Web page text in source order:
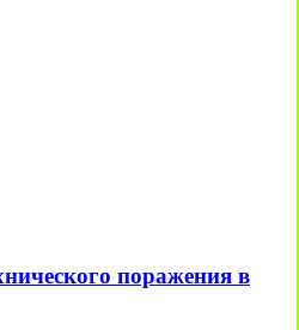
поражения в